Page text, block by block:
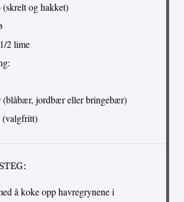
(skrelt og hakket)
2 lime
(blåbær, jordbær eller bringebær)
(valgfritt)
å koke opp havregrynene i